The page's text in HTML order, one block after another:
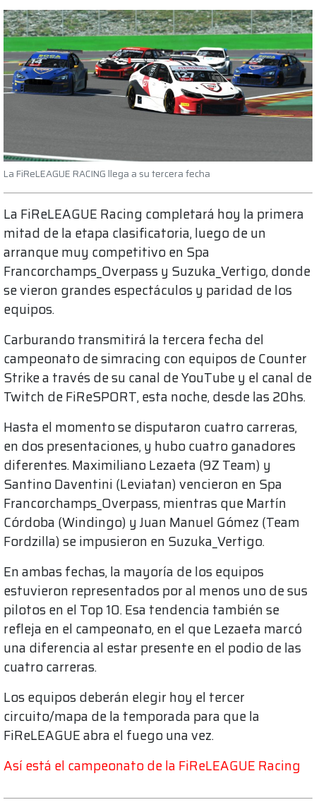
La FiReLEAGUE RACING llega a su tercera fecha
La FiReLEAGUE Racing completará hoy la primera
mitad de la etapa clasificatoria, luego de un
arranque muy competitivo en Spa
Francorchamps_Overpass y Suzuka_Vertigo, donde
se vieron grandes espectáculos y paridad de los
equipos.
Carburando transmitirá la tercera fecha del
campeonato de simracing con equipos de Counter
Strike a través de su canal de YouTube y el canal de
Twitch de FiReSPORT, esta noche, desde las 20hs.
Hasta el momento se disputaron cuatro carreras,
en dos presentaciones, y hubo cuatro ganadores
diferentes. Maximiliano Lezaeta (9Z Team) y
Santino Daventini (Leviatan) vencieron en Spa
Francorchamps_Overpass, mientras que Martín
Córdoba (Windingo) y Juan Manuel Gómez (Team
Fordzilla) se impusieron en Suzuka_Vertigo.
En ambas fechas, la mayoría de los equipos
estuvieron representados por al menos uno de sus
pilotos en el Top 10. Esa tendencia también se
refleja en el campeonato, en el que Lezaeta marcó
una diferencia al estar presente en el podio de las
cuatro carreras.
Los equipos deberán elegir hoy el tercer
circuito/mapa de la temporada para que la
FiReLEAGUE abra el fuego una vez.
Así está el campeonato de la FiReLEAGUE Racing